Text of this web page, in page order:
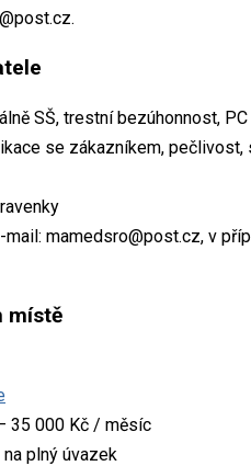
SŠ, trestní bezúhonnost,
se zákazníkem,
mail: mamedsro@post.cz, v
místě
35 000 Kč / měsíc
na plný úvazek